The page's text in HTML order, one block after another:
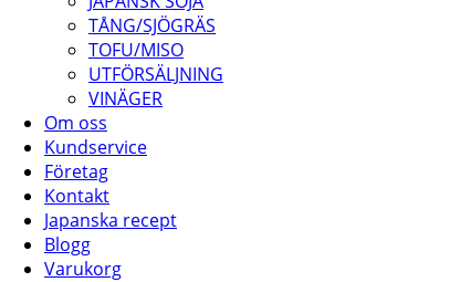
TÅNG/SJÖGRÄS
TOFU/MISO
UTFÖRSÄLJNING
VINÄGER
Om oss
Kundservice
Företag
Kontakt
Japanska recept
Blogg
Varukorg